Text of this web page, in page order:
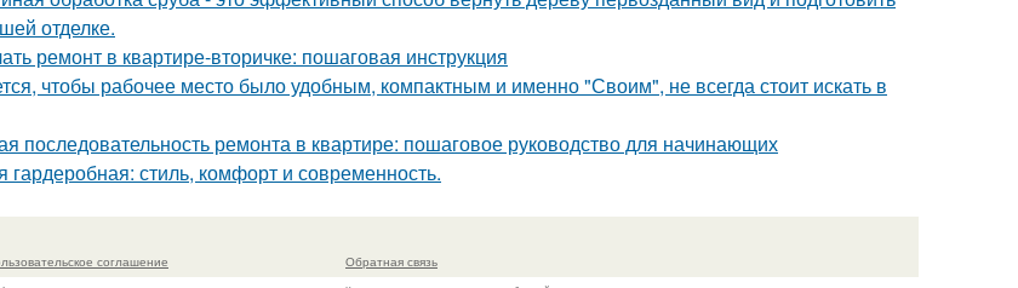
отделке.
ремонт в квартире-вторичке: пошаговая инструкция
чтобы рабочее место было удобным, компактным и именно "Своим", не всегда стоит искать в
последовательность ремонта в квартире: пошаговое руководство для начинающих
гардеробная: стиль, комфорт и современность.
соглашение
Обратная связь